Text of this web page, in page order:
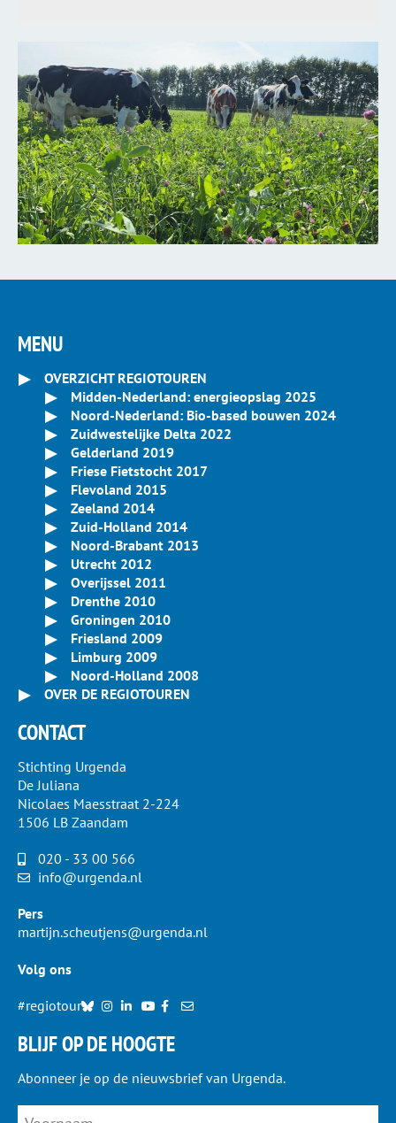
MENU
OVERZICHT REGIOTOUREN
Midden-Nederland: energieopslag 2025
Noord-Nederland: Bio-based bouwen 2024
Zuidwestelijke Delta 2022
Gelderland 2019
Friese Fietstocht 2017
Flevoland 2015
Zeeland 2014
Zuid-Holland 2014
Noord-Brabant 2013
Utrecht 2012
Overijssel 2011
Drenthe 2010
Groningen 2010
Friesland 2009
Limburg 2009
Noord-Holland 2008
OVER DE REGIOTOUREN
CONTACT
Stichting Urgenda
De Juliana
Nicolaes Maesstraat 2-224
1506 LB Zaandam
020 - 33 00 566
info@urgenda.nl
Pers
martijn.scheutjens@urgenda.nl
Volg ons
#regiotour
BLIJF OP DE HOOGTE
Abonneer je op de nieuwsbrief van Urgenda.